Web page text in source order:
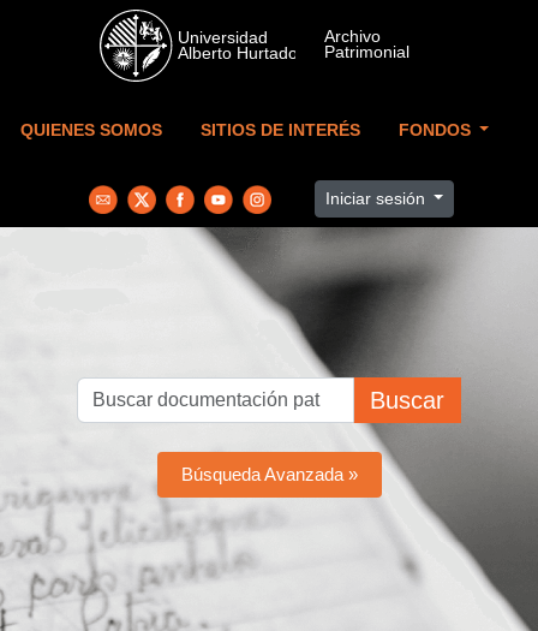
Skip to main content
QUIENES SOMOS SITIOS DE INTERÉS FONDOS
Iniciar sesión
Buscar
Búsqueda Avanzada »